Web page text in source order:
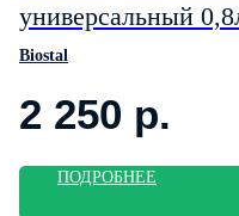
универсальный
800-1
Biostal
2 250 р.
ПОДРОБНЕЕ